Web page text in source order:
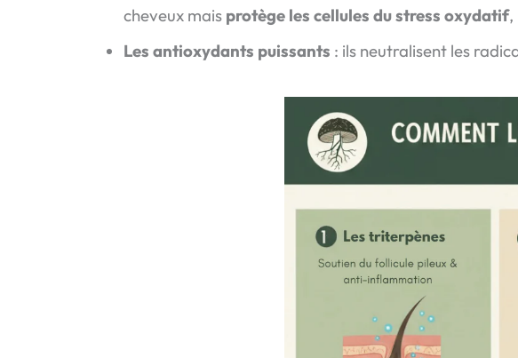
cheveux mais protège les cellules du stress oxydatif,
Les antioxydants puissants : ils neutralisent les